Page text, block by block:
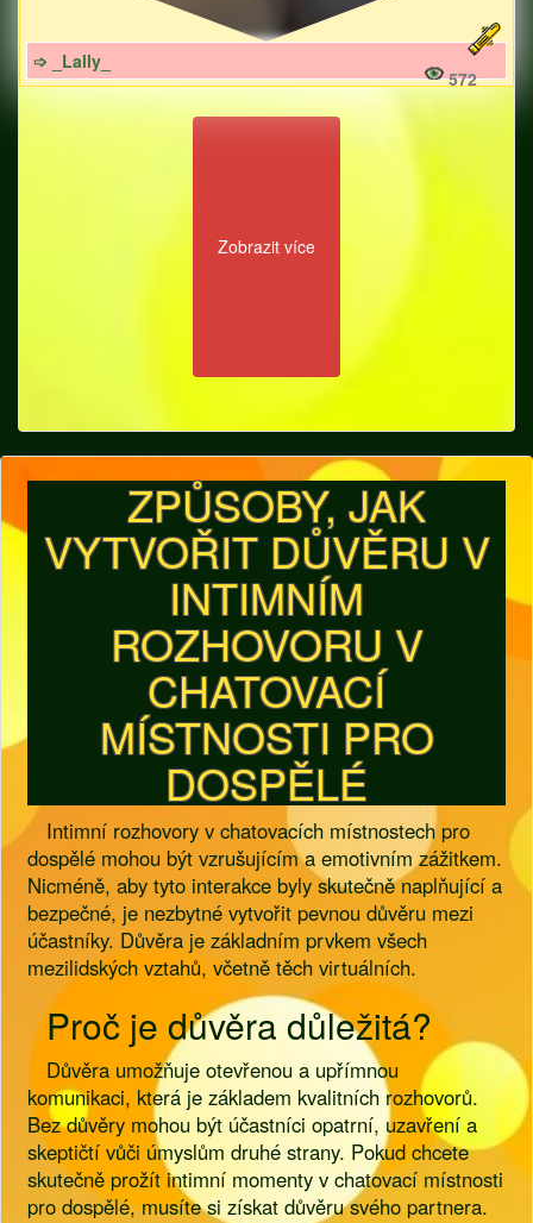
➩ _Lally_
572
Zobrazit více
ZPŮSOBY, JAK
VYTVOŘIT DŮVĚRU V
INTIMNÍM
ROZHOVORU V
CHATOVACÍ
MÍSTNOSTI PRO
DOSPĚLÉ
Intimní rozhovory v chatovacích místnostech pro
dospělé mohou být vzrušujícím a emotivním zážitkem.
Nicméně, aby tyto interakce byly skutečně naplňující a
bezpečné, je nezbytné vytvořit pevnou důvěru mezi
účastníky. Důvěra je základním prvkem všech
mezilidských vztahů, včetně těch virtuálních.
Proč je důvěra důležitá?
Důvěra umožňuje otevřenou a upřímnou
komunikaci, která je základem kvalitních rozhovorů.
Bez důvěry mohou být účastníci opatrní, uzavření a
skeptičtí vůči úmyslům druhé strany. Pokud chcete
skutečně prožít intimní momenty v chatovací místnosti
pro dospělé, musíte si získat důvěru svého partnera.